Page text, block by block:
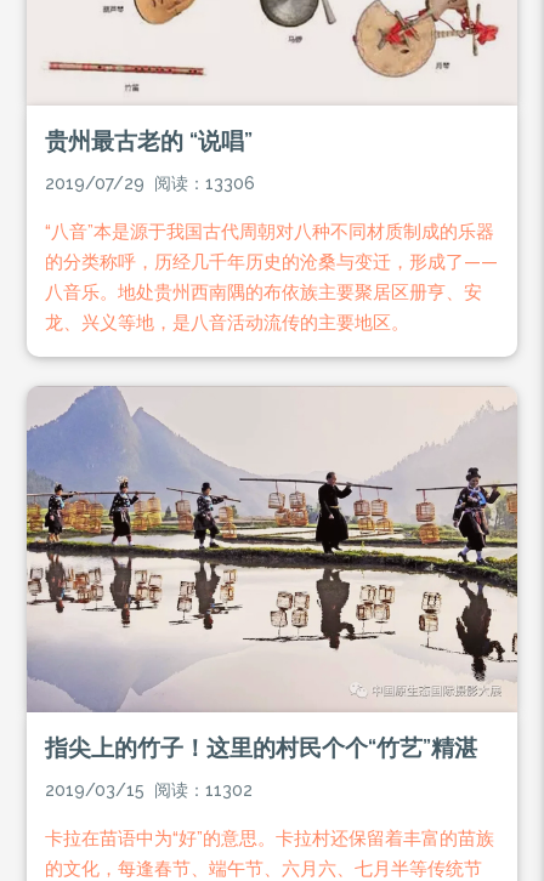
贵州最古老的 “说唱”
2019/07/29 阅读：13306
“八音”本是源于我国古代周朝对八种不同材质制成的乐器
的分类称呼，历经几千年历史的沧桑与变迁，形成了——
八音乐。地处贵州西南隅的布依族主要聚居区册亨、安
龙、兴义等地，是八音活动流传的主要地区。
指尖上的竹子！这里的村民个个“竹艺”精湛
2019/03/15 阅读：11302
卡拉在苗语中为“好”的意思。卡拉村还保留着丰富的苗族
的文化，每逢春节、端午节、六月六、七月半等传统节